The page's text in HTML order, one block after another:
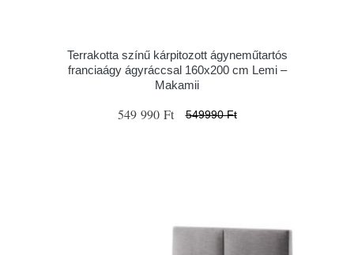
Terrakotta színű kárpitozott ágyneműtartós
franciaágy ágyráccsal 160x200 cm Lemi –
Makamii
549 990 Ft 549990 Ft